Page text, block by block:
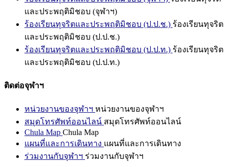
และประพฤติมิชอบ (จุฬาฯ)
ร้องเรียนทุจริตและประพฤติมิชอบ (ป.ป.ช.) ร้องเรียนทุจริต
และประพฤติมิชอบ (ป.ป.ช.)
ร้องเรียนทุจริตและประพฤติมิชอบ (ป.ป.ท.) ร้องเรียนทุจริต
และประพฤติมิชอบ (ป.ป.ท.)
ติดต่อจุฬาฯ
หน่วยงานของจุฬาฯ หน่วยงานของจุฬาฯ
สมุดโทรศัพท์ออนไลน์ สมุดโทรศัพท์ออนไลน์
Chula Map Chula Map
แผนที่และการเดินทาง แผนที่และการเดินทาง
ร่วมงานกับจุฬาฯ ร่วมงานกับจุฬาฯ